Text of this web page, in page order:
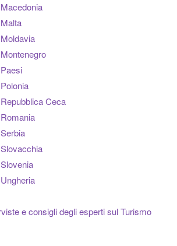
Ceca
e consigli degli esperti sul Turismo